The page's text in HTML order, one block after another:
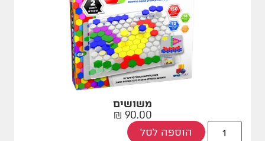
משושים
90.00
₪
הוספה לסל